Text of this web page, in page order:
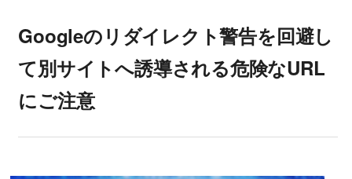
Googleのリダイレクト警告を回避し
て別サイトへ誘導される危険なURL
にご注意